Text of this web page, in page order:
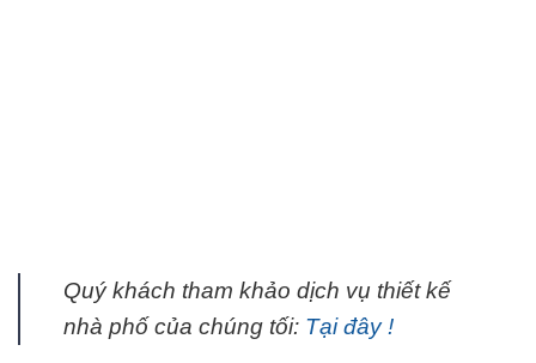
Quý khách tham khảo dịch vụ thiết kế
nhà phố của chúng tối: Tại đây !